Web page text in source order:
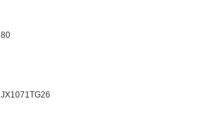
80
JX1071TG26